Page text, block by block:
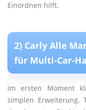
Einordnen hilft.
2) Carly Alle
für Multi-Car-
Im ersten Moment
simplen Erweiterung.